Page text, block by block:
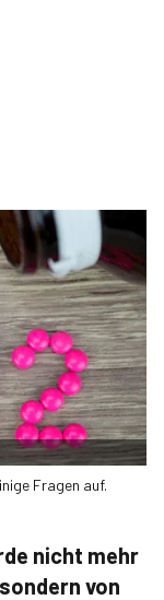
Fragen auf.
nicht mehr
von